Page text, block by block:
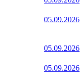
05.09.2026
05.09.2026
05.09.2026